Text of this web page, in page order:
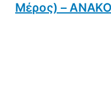
Μέρος) –